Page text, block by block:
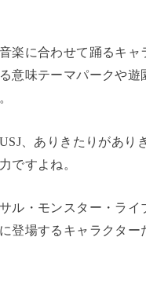
楽に合わせて踊るキャ
意味テーマパークや遊
、ありきたりがあり
ですよね。
ル・モンスター・ライ
登場するキャラクター